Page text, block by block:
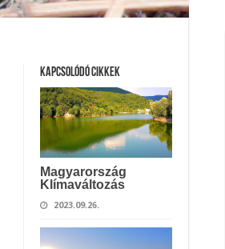
Kapcsolódó cikkek
Magyarország
Klímaváltozás
2023.09.26.